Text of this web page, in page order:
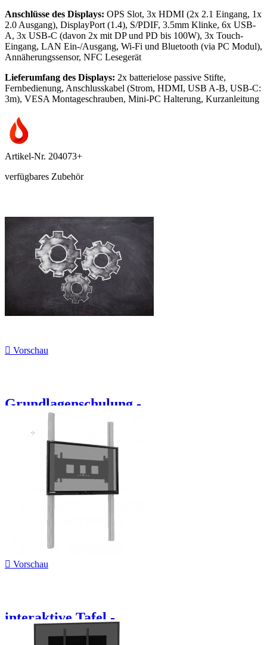
Anschlüsse des Displays: OPS Slot, 3x HDMI (2x 2.1 Eingang, 1x
2.0 Ausgang), DisplayPort (1.4), S/PDIF, 3.5mm Klinke, 6x USB-
A, 3x USB-C (davon 2x mit DP und PD bis 100W), 3x Touch-
Eingang, LAN Ein-/Ausgang, Wi-Fi und Bluetooth (via PC Modul),
Annäherungssensor, NFC Lesegerät
Lieferumfang des Displays: 2x batterielose passive Stifte,
Fernbedienung, Anschlusskabel (Strom, HDMI, USB A-B, USB-C:
3m), VESA Montageschrauben, Mini-PC Halterung, Kurzanleitung
Artikel-Nr. 204073+
verfügbares Zubehör
 Vorschau
Grundlagenschulung -...
 Vorschau
interaktive Tafel -...